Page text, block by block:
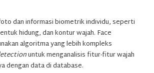
dan informasi biometrik individu, seperti
hidung, dan kontur wajah. Face
algoritma yang lebih kompleks
untuk menganalisis fitur-fitur wajah
dengan data di database.